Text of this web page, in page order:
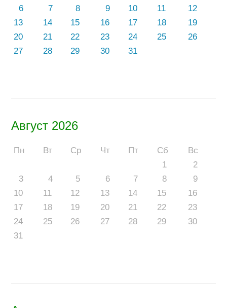
6
7 8 9 10 11
12
13
14 15 16 17 18
19
20
21 22 23 24 25
26
27
28 29 30 31
Август 2026
Пн Вт Ср Чт Пт Сб
Вс
1
2
3
4 5 6 7 8
9
10
11 12 13 14 15
16
17
18 19 20 21 22
23
24
25 26 27 28 29
30
31